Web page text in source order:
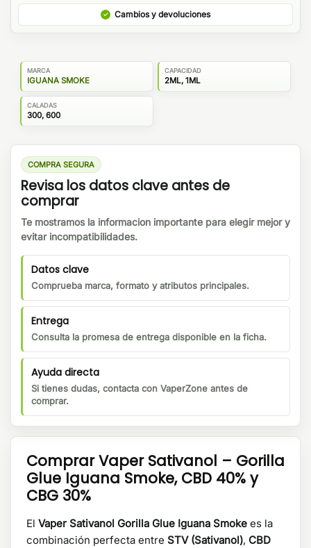
Cambios y devoluciones
MARCA
IGUANA SMOKE
CAPACIDAD
2ML, 1ML
CALADAS
300, 600
COMPRA SEGURA
Revisa los datos clave antes de
comprar
Te mostramos la informacion importante para elegir mejor y
evitar incompatibilidades.
Datos clave
Comprueba marca, formato y atributos principales.
Entrega
Consulta la promesa de entrega disponible en la ficha.
Ayuda directa
Si tienes dudas, contacta con VaperZone antes de
comprar.
Comprar Vaper Sativanol – Gorilla
Glue Iguana Smoke, CBD 40% y
CBG 30%
El Vaper Sativanol Gorilla Glue Iguana Smoke es la
combinación perfecta entre STV (Sativanol), CBD